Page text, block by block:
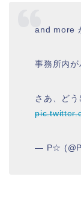
and more
事務所内
さあ、ど
— P☆